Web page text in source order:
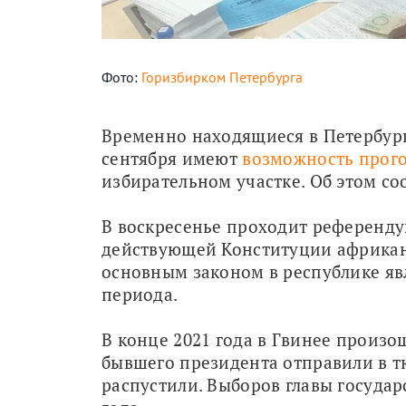
Фото: Горизбирком Петербурга
Временно находящиеся в
сентября имеют возможность
избирательном участке. Об этом
В воскресенье проходит
действующей Конституции
основным законом в республике
периода.
В конце 2021 года в Гвинее
бывшего президента отправили в
распустили. Выборов главы